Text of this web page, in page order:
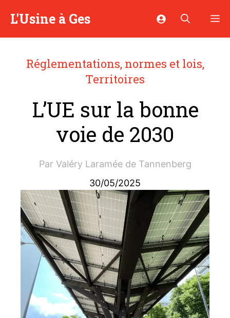
L'Usine à Ges
Réglementations, normes et lois,
Territoires
L’UE sur la bonne
voie de 2030
Par Valéry Laramée de Tannenberg
30/05/2025